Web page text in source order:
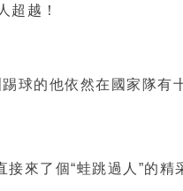
超越！
球的他依然在國家隊
來了個“蛙跳過人”的精